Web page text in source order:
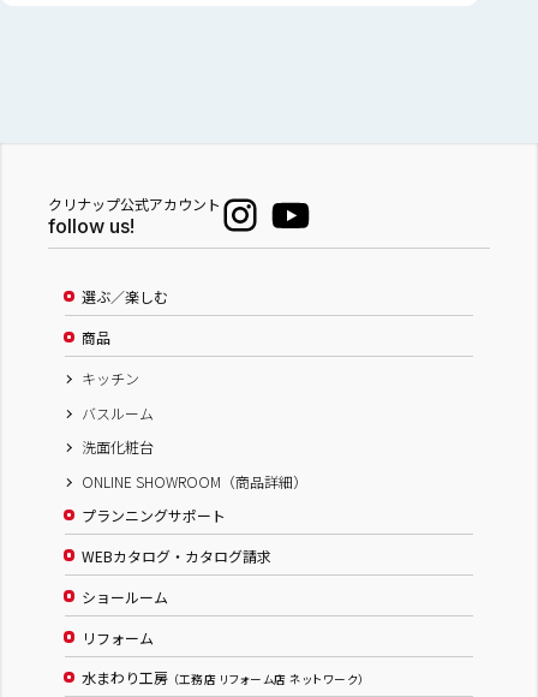
クリナップ公式アカウント
follow us!
選ぶ／楽しむ
商品
キッチン
バスルーム
洗面化粧台
ONLINE SHOWROOM（商品詳細）
プランニングサポート
WEBカタログ・カタログ請求
ショールーム
リフォーム
水まわり工房 （工務店 リフォーム店 ネットワーク）